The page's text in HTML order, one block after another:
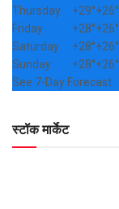
Thursday
+29°+26°
Friday
+28°+26°
Saturday
+28°+26°
Sunday
+28°+26°
See 7-Day Forecast
स्टॉक मार्केट